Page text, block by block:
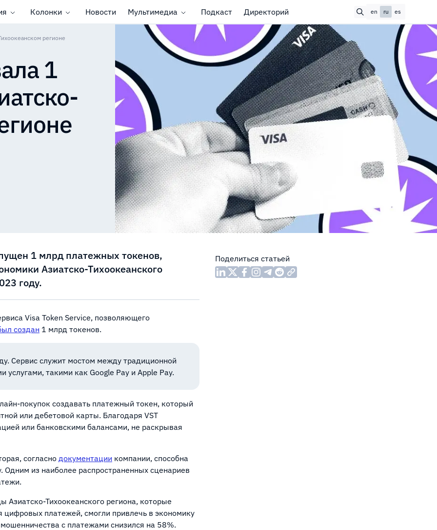
Колонки Новости Мультимедиа Подкаст Директорий en ru es
регионе
1
1 млрд платежных токенов,
Азиатско-Тихоокеанского
году.
Visa Token Service, позволяющего
создан 1 млрд токенов.
Сервис служит мостом между традиционной
такими как Google Pay и Apple Pay.
покупок создавать платежный токен, который
или дебетовой карты. Благодаря VST
или банковскими балансами, не раскрывая
согласно документации компании, способна
из наиболее распространенных сценариев
Тихоокеанского региона, которые
цифровых платежей, смогли привлечь в экономику
с платежами снизился на 58%.
Поделиться статьей